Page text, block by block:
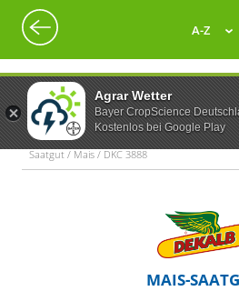
Agrar Wetter
Bayer CropScience
Kostenlos bei Google Play
A-Z
Saatgut / Mais / DKC 3888
MAIS-